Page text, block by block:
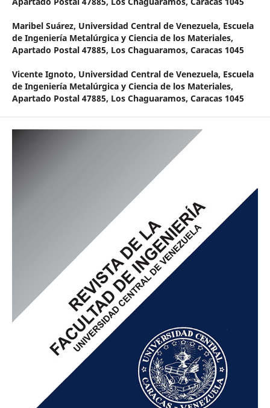
Maribel Suárez, Universidad Central de Venezuela, Escuela
de Ingeniería Metalúrgica y Ciencia de los Materiales,
Apartado Postal 47885, Los Chaguaramos, Caracas 1045
Vicente Ignoto, Universidad Central de Venezuela, Escuela
de Ingeniería Metalúrgica y Ciencia de los Materiales,
Apartado Postal 47885, Los Chaguaramos, Caracas 1045